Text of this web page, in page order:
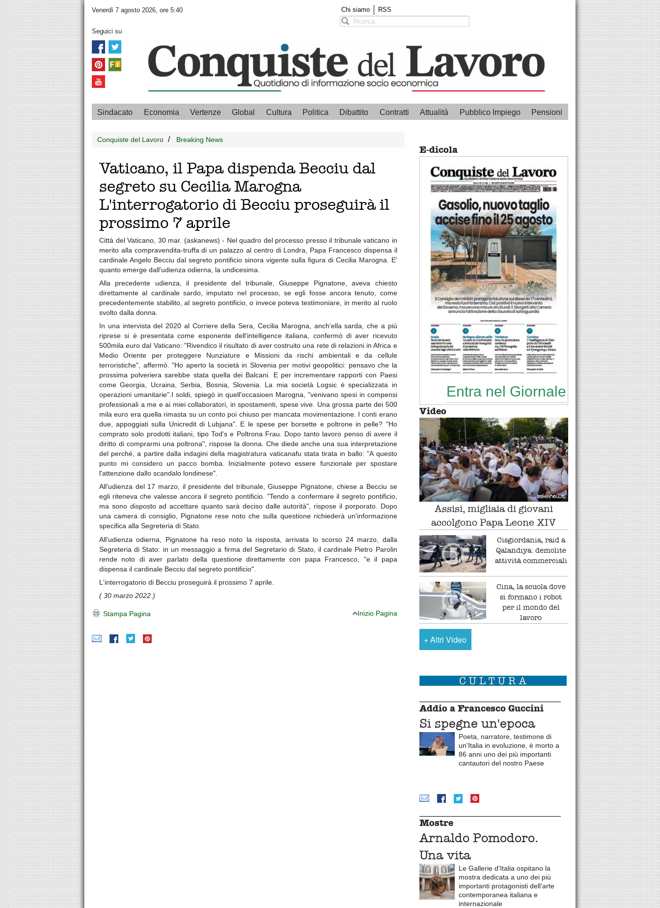
Venerdì 7 agosto 2026, ore 5:40 Chi siamo RSS
Seguici su
Sindacato Economia Vertenze Global Cultura Politica Dibattito Contratti Attualità Pubblico Impiego Pensioni
Conquiste del Lavoro Breaking News
Vaticano, il Papa dispenda Becciu dal
segreto su Cecilia Marogna
L'interrogatorio di Becciu proseguirà il
prossimo 7 aprile
Città del Vaticano, 30 mar. (askanews) - Nel quadro del processo presso il tribunale vaticano in
merito alla compravendita-truffa di un palazzo al centro di Londra, Papa Francesco dispensa il
cardinale Angelo Becciu dal segreto pontificio sinora vigente sulla figura di Cecilia Marogna. E'
quanto emerge dall'udienza odierna, la undicesima.
Alla precedente udienza, il presidente del tribunale, Giuseppe Pignatone, aveva chiesto
direttamente al cardinale sardo, imputato nel processo, se egli fosse ancora tenuto, come
precedentemente stabilito, al segreto pontificio, o invece poteva testimoniare, in merito al ruolo
svolto dalla donna.
In una intervista del 2020 al Corriere della Sera, Cecilia Marogna, anch'ella sarda, che a più
riprese si è presentata come esponente dell'intelligence italiana, confermò di aver ricevuto
500mila euro dal Vaticano: "Rivendico il risultato di aver costruito una rete di relazioni in Africa e
Medio Oriente per proteggere Nunziature e Missioni da rischi ambientali e da cellule
terroristiche", affermò. "Ho aperto la società in Slovenia per motivi geopolitici: pensavo che la
prossima polveriera sarebbe stata quella dei Balcani. E per incrementare rapporti con Paesi
come Georgia, Ucraina, Serbia, Bosnia, Slovenia. La mia società Logsic è specializzata in
operazioni umanitarie".I soldi, spiegò in quell'occasioen Marogna, "venivano spesi in compensi
professionali a me e ai miei collaboratori, in spostamenti, spese vive. Una grossa parte dei 500
mila euro era quella rimasta su un conto poi chiuso per mancata movimentazione. I conti erano
due, appoggiati sulla Unicredit di Lubjana". E le spese per borsette e poltrone in pelle? "Ho
comprato solo prodotti italiani, tipo Tod's e Poltrona Frau. Dopo tanto lavoro penso di avere il
diritto di comprarmi una poltrona", rispose la donna. Che diede anche una sua interpretazione
del perché, a partire dalla indagini della magistratura vaticanafu stata tirata in ballo: "A questo
punto mi considero un pacco bomba. Inizialmente potevo essere funzionale per spostare
l'attenzione dallo scandalo londinese".
All'udienza del 17 marzo, il presidente del tribunale, Giuseppe Pignatone, chiese a Becciu se
egli riteneva che valesse ancora il segreto pontificio. "Tendo a confermare il segreto pontificio,
ma sono disposto ad accettare quanto sarà deciso dalle autorità", rispose il porporato. Dopo
una camera di consiglio, Pignatone rese noto che sulla questione richiederà un'informazione
specifica alla Segreteria di Stato.
All'udienza odierna, Pignatone ha reso noto la risposta, arrivata lo scorso 24 marzo, dalla
Segreteria di Stato: in un messaggio a firma del Segretario di Stato, il cardinale Pietro Parolin
rende noto di aver parlato della questione direttamente con papa Francesco, "e il papa
dispensa il cardinale Becciu dal segreto pontificio".
L'interrogatorio di Becciu proseguirà il prossimo 7 aprile.
( 30 marzo 2022 )
Stampa Pagina Inizio Pagina
E-dicola
Entra nel Giornale
Video
Assisi, migliaia di giovani
accolgono Papa Leone XIV
Cisgiordania, raid a
Qalandiya: demolite
attività commerciali
Cina, la scuola dove
si formano i robot
per il mondo del
lavoro
+Altri Video
Addio a Francesco Guccini
Si spegne un'epoca
Poeta, narratore, testimone di
un'Italia in evoluzione, è morto a
86 anni uno dei più importanti
cantautori del nostro Paese
Mostre
Arnaldo Pomodoro.
Una vita
Le Gallerie d'Italia ospitano la
mostra dedicata a uno dei più
importanti protagonisti dell’arte
contemporanea italiana e
internazionale